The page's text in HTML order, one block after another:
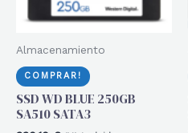
Almacenamiento
COMPRAR!
SSD WD BLUE 250GB
SA510 SATA3